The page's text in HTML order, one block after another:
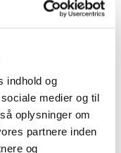
indhold og
medier og til
oplysninger om
partnere inden
og